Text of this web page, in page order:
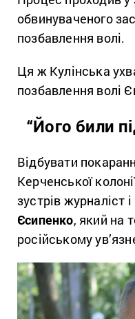
обвинуваченого
позбавлення волі.
Ця ж Кулінська
позбавлення волі
“Його били
Відбувати
Керченської
зустрів журналіст і
Єсипенко, який на
російському